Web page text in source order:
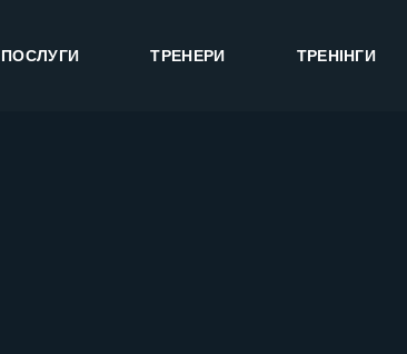
ПОСЛУГИ ТРЕНЕРИ ТРЕНІНГИ